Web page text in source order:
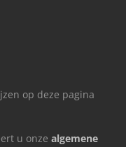
op deze pagina
u onze algemene